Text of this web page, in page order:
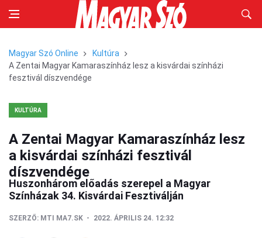
Magyar Szó Online
Kultúra
A Zentai Magyar Kamaraszínház lesz a kisvárdai színházi
fesztivál díszvendége
KULTÚRA
A Zentai Magyar Kamaraszínház lesz
a kisvárdai színházi fesztivál
díszvendége
Huszonhárom előadás szerepel a Magyar
Színházak 34. Kisvárdai Fesztiválján
SZERZŐ: MTI MA7.SK 2022. ÁPRILIS 24. 12:32